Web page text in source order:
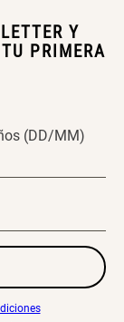
Y
PRIMERA
(DD/MM)